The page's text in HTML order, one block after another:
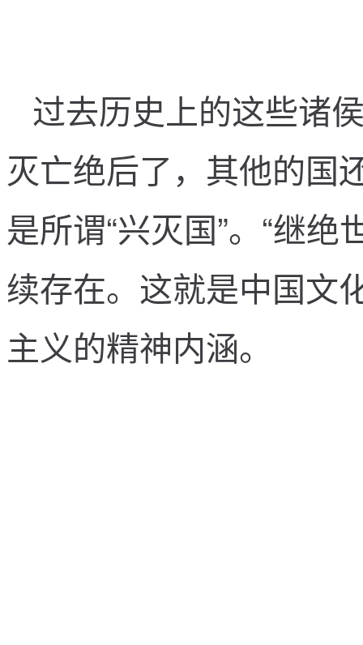
过去历史上的这些诸
灭亡绝后了， 其他的国
是所谓“兴灭国”。 “继绝
续存在。 这就是中国文
主义的精神内涵。